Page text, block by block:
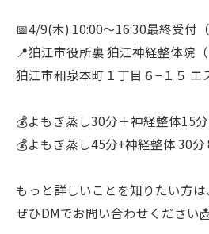
📅4/9(木) 10:00〜16:30最終受付（
📍狛江市役所裏 狛江神経整体院（
狛江市和泉本町１丁目６−１５ エ
💰よもぎ蒸し30分＋神経整体15
💰よもぎ蒸し45分+神経整体 30分
もっと詳しいことを知りたい方は、
ぜひDMでお問い合わせください